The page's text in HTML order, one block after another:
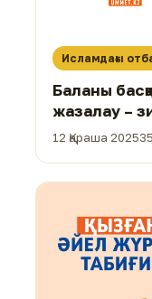
Исламдағы
Баланы
жазалау –
12 Қараша 2025